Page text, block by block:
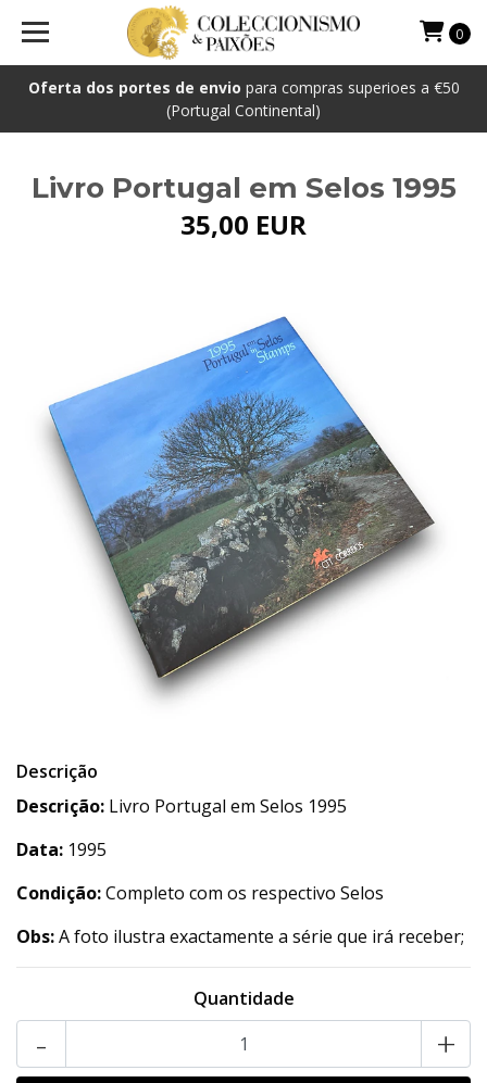
Oferta dos portes de envio para compras superioes a €50
(Portugal Continental)
0
Livro Portugal em Selos 1995
35,00 EUR
Descrição
Descrição: Livro Portugal em Selos 1995
Data: 1995
Condição:Completo com os respectivo Selos
Obs:A foto ilustra exactamente a série que irá receber;
Quantidade
- +